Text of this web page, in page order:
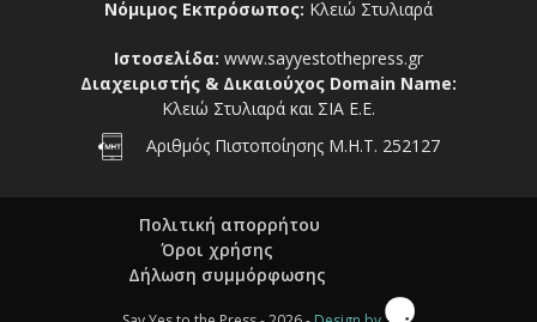
Νόμιμος Εκπρόσωπος: Κλειώ Στυλιαρά
Ιστοσελίδα: www.sayyestothepress.gr
Διαχειριστής & Δικαιούχος Domain Name:
Κλειώ Στυλιαρά και ΣΙΑ Ε.Ε.
Αριθμός Πιστοποίησης Μ.Η.Τ. 252127
Πολιτική απορρήτου
Όροι χρήσης
Δήλωση συμμόρφωσης